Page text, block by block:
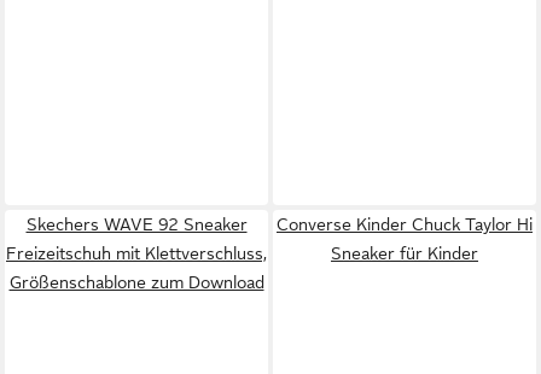
Skechers WAVE 92 Sneaker
Freizeitschuh mit Klettverschluss,
Größenschablone zum Download
Converse Kinder Chuck Taylor Hi
Sneaker für Kinder